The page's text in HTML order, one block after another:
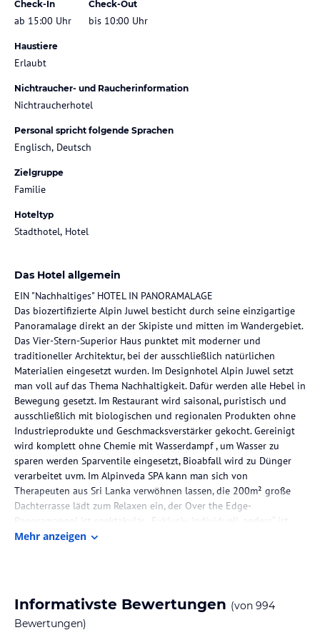
Check-In
ab 15:00 Uhr
Check-Out
bis 10:00 Uhr
Haustiere
Erlaubt
Nichtraucher- und Raucherinformation
Nichtraucherhotel
Personal spricht folgende Sprachen
Englisch, Deutsch
Zielgruppe
Familie
Hoteltyp
Stadthotel, Hotel
Das Hotel allgemein
EIN "Nachhaltiges" HOTEL IN PANORAMALAGE
Das biozertifizierte Alpin Juwel besticht durch seine einzigartige
Panoramalage direkt an der Skipiste und mitten im Wandergebiet.
Das Vier-Stern-Superior Haus punktet mit moderner und
traditioneller Architektur, bei der ausschließlich natürlichen
Materialien eingesetzt wurden. Im Designhotel Alpin Juwel setzt
man voll auf das Thema Nachhaltigkeit. Dafür werden alle Hebel in
Bewegung gesetzt. Im Restaurant wird saisonal, puristisch und
ausschließlich mit biologischen und regionalen Produkten ohne
Industrieprodukte und Geschmacksverstärker gekocht. Gereinigt
wird komplett ohne Chemie mit Wasserdampf , um Wasser zu
sparen werden Sparventile eingesetzt, Bioabfall wird zu Dünger
verarbeitet uvm. Im Alpinveda SPA kann man sich von
Therapeuten aus Sri Lanka verwöhnen lassen, die 200m² große
Dachterrasse lädt zum Relaxen ein, der Over the Edge-
Panoramapool ist spektakulär. „Exklusiv, individuell, anders“ ist
das Credo des Hauses und zieht sich durch alle Abteilungen. Im
ganze Tal.
In der Alpin Juwel Familie ist jeder Gleich... wir freuen uns auf
EUCH
Mehr anzeigen
Informativste Bewertungen (von 994
Bewertungen)